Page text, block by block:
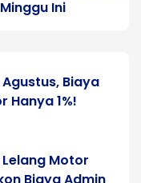
Ini
Biaya
Hanya 1%!
Motor